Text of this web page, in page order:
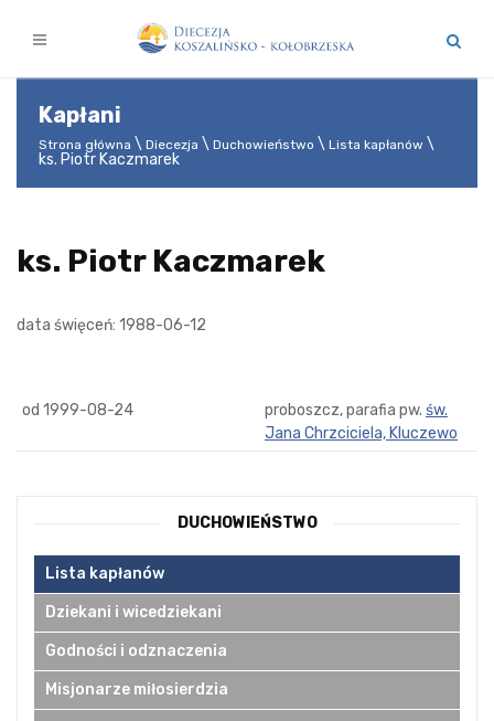
Kapłani
Strona główna Diecezja Duchowieństwo Lista kapłanów
ks. Piotr Kaczmarek
ks. Piotr Kaczmarek
data święceń: 1988-06-12
od 1999-08-24 proboszcz, parafia pw. św.
Jana Chrzciciela, Kluczewo
DUCHOWIEŃSTWO
Lista kapłanów
Dziekani i wicedziekani
Godności i odznaczenia
Misjonarze miłosierdzia